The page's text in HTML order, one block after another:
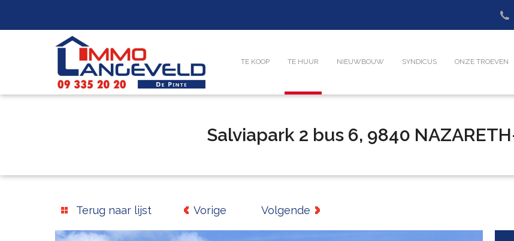
TE KOOP TE HUUR NIEUWBOUW SYNDICUS ONZE TROEVEN
Salviapark 2 bus 6, 9840
Terug naar lijst Vorige Volgende